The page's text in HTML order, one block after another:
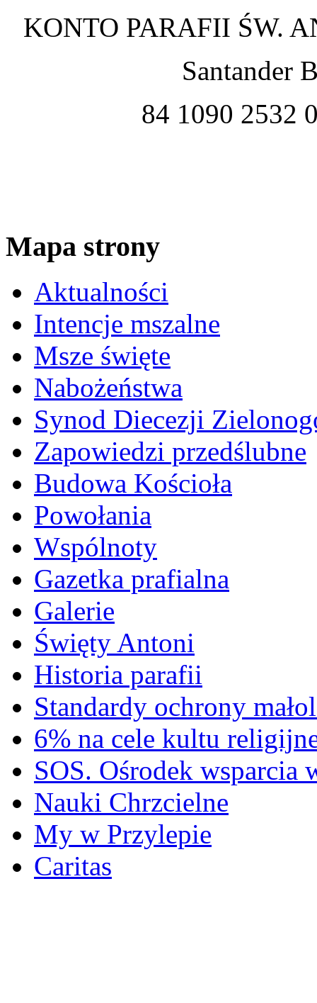
KONTO PARAFII ŚW.
Santander
84 1090 2532
Mapa strony
Aktualności
Intencje mszalne
Msze święte
Nabożeństwa
Synod Diecezji
Zapowiedzi przedślubne
Budowa Kościoła
Powołania
Wspólnoty
Gazetka prafialna
Galerie
Święty Antoni
Historia parafii
Standardy ochrony
6% na cele kultu
SOS. Ośrodek wsparcia
Nauki Chrzcielne
My w Przylepie
Caritas